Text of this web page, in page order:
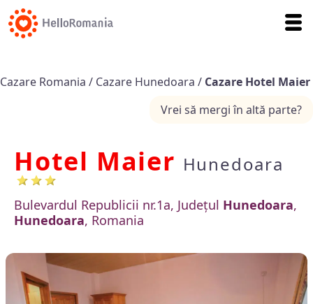
Cazare Romania / Cazare Hunedoara / Cazare Hotel Maier
Vrei să mergi în altă parte?
Hotel Maier Hunedoara
Bulevardul Republicii nr.1a, Județul Hunedoara,
Hunedoara, Romania